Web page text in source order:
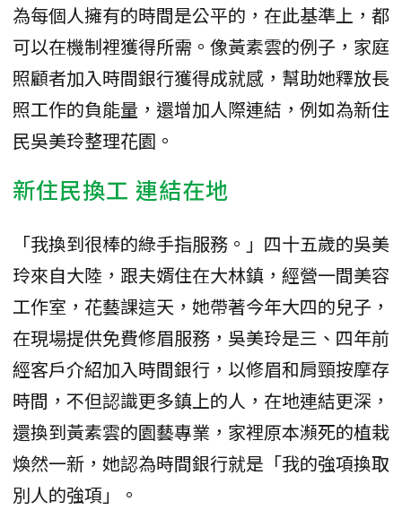
為每個人擁有的時間是公平的，在此基準上，都
可以在機制裡獲得所需。像黃素雲的例子，家庭
照顧者加入時間銀行獲得成就感，幫助她釋放長
照工作的負能量，還增加人際連結，例如為新住
民吳美玲整理花園。
新住民換工 連結在地
「我換到很棒的綠手指服務。」四十五歲的吳美
玲來自大陸，跟夫婿住在大林鎮，經營一間美容
工作室，花藝課這天，她帶著今年大四的兒子，
在現場提供免費修眉服務，吳美玲是三、四年前
經客戶介紹加入時間銀行，以修眉和肩頸按摩存
時間，不但認識更多鎮上的人，在地連結更深，
還換到黃素雲的園藝專業，家裡原本瀕死的植栽
煥然一新，她認為時間銀行就是「我的強項換取
別人的強項」。